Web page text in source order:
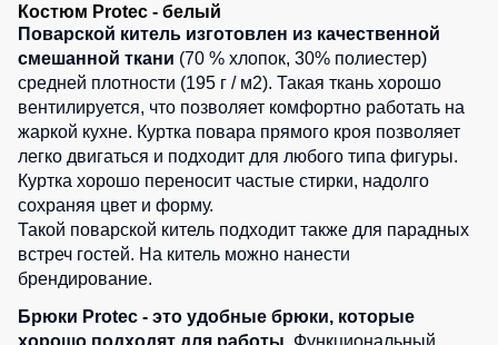
жилеты
Комбинезоны
Батники
/
Толстовки
Батники
на
молнии
Tours
Костюм Protec - белый
Поварской китель изготовлен из качественной
смешанной ткани (70 % хлопок, 30% полиестер)
средней плотности (195 г / м2). Такая ткань хорошо
вентилируется, что позволяет комфортно работать на
жаркой кухне. Куртка повара прямого кроя позволяет
легко двигаться и подходит для любого типа фигуры.
Куртка хорошо переносит частые стирки, надолго
сохраняя цвет и форму.
Такой поварской китель подходит также для парадных
встреч гостей. На китель можно нанести
брендирование.
Брюки Protec - это удобные брюки, которые
хорошо подходят для работы. Функциональный